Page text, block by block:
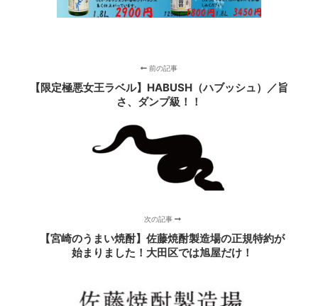
前の記事
【限定極悪女王ラベル】HABUSH（ハブッシュ）／旨
さ、ダンプ級！！
次の記事
【宮崎のうまい焼酎】佐藤焼酎製造場の正規特約が
始まりました！大田区では旭屋だけ！